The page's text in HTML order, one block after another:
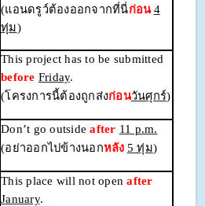
(แอนดรูว์ต้องออกจากที่นี่ก่อน 4
ทุ่ม)
This project has to be submitted
before Friday.
(โครงการนี้ต้องถูกส่งก่อนวันศุกร์)
Don’t go outsideafter 11 p.m.
(อย่าออกไปข้างนอกหลัง 5 ทุ่ม)
This place will not openafter
January.